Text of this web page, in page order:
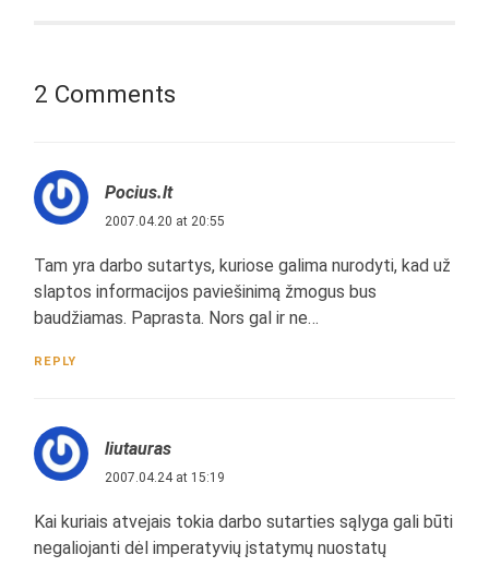
2 Comments
Pocius.lt
2007.04.20 at 20:55
Tam yra darbo sutartys, kuriose galima nurodyti, kad už
slaptos informacijos paviešinimą žmogus bus
baudžiamas. Paprasta. Nors gal ir ne…
REPLY
liutauras
2007.04.24 at 15:19
Kai kuriais atvejais tokia darbo sutarties sąlyga gali būti
negaliojanti dėl imperatyvių įstatymų nuostatų